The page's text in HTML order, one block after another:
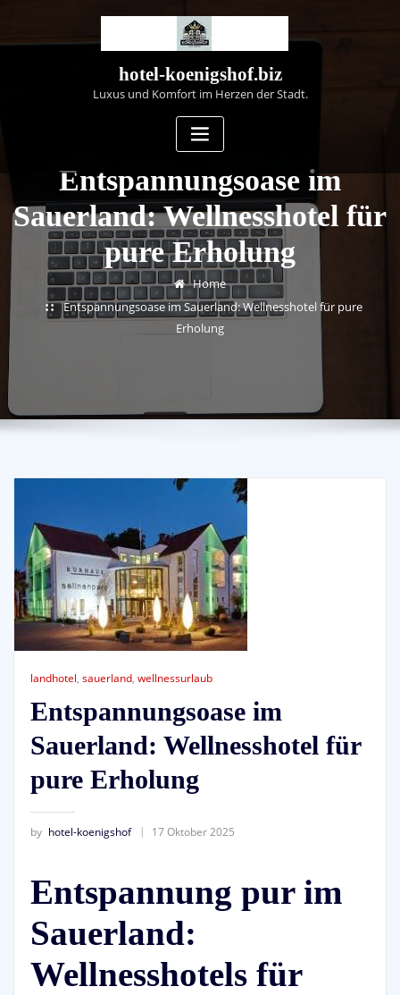
content
hotel-koenigshof.biz
Luxus und Komfort im Herzen der Stadt.
Entspannungsoase im
Sauerland: Wellnesshotel für
pure Erholung
Home
Entspannungsoase im Sauerland: Wellnesshotel für pure
Erholung
landhotel, sauerland, wellnessurlaub
Entspannungsoase im
Sauerland: Wellnesshotel für
pure Erholung
by hotel-koenigshof 17 Oktober 2025
Entspannung pur im
Sauerland:
Wellnesshotels für